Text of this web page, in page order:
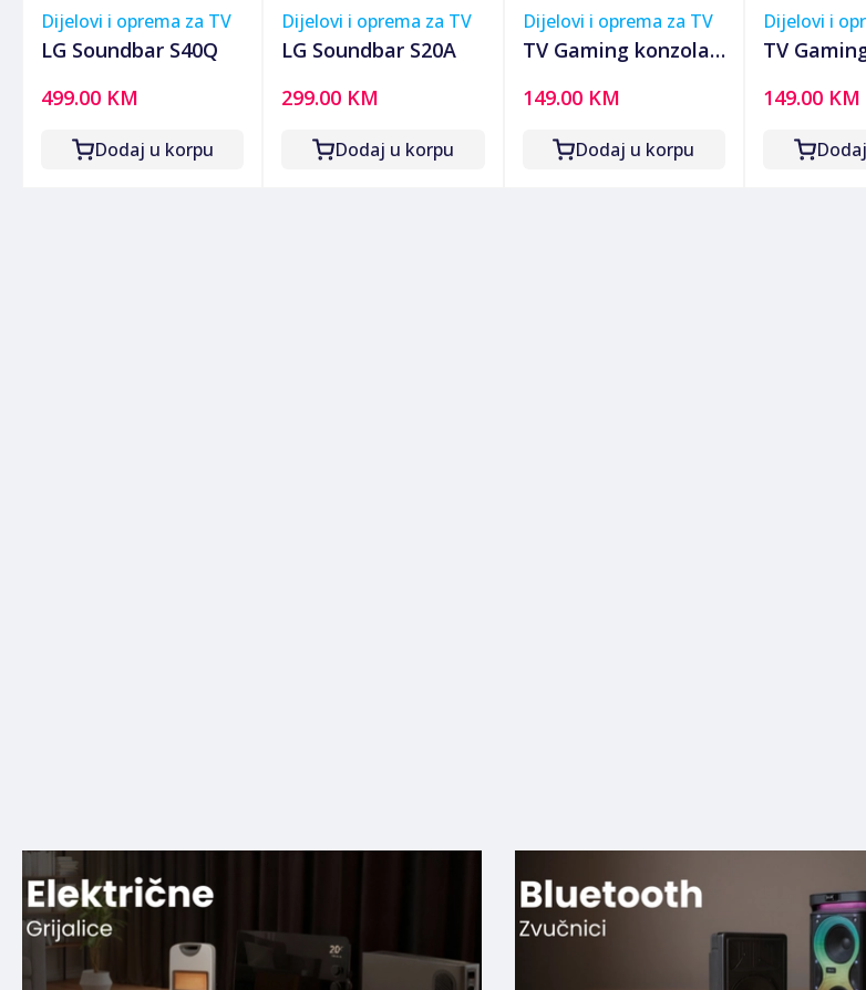
Dijelovi i oprema za TV
LG Soundbar S40Q
499.00 KM
Dodaj u korpu
Dijelovi i oprema za TV
LG Soundbar S20A
299.00 KM
Dodaj u korpu
Dijelovi i oprema za TV
TV Gaming konzola
screen
149.00 KM
Dodaj u korpu
Dijelovi i
TV
149.00 KM